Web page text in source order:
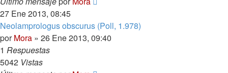
27 Ene 2013, 08:45
Neolamprologus obscurus (Poll, 1.978)
porMora » 26 Ene 2013, 09:40
1 Respuestas
5042 Vistas